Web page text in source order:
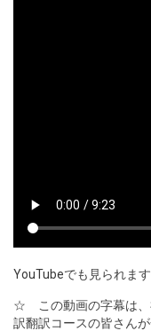
YouTubeでも見られます
☆ この動画の字幕は、
訳翻訳コースの皆さん